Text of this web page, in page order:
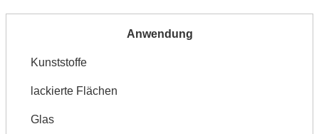
Kunststoffe
lackierte Flächen
Glas